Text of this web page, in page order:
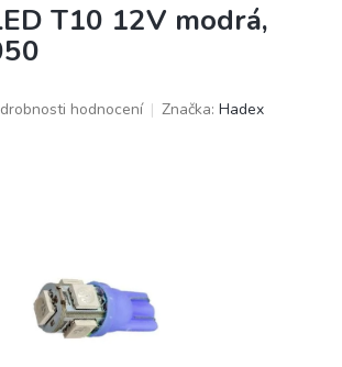
T10 12V modrá,
hodnocení Značka: Hadex